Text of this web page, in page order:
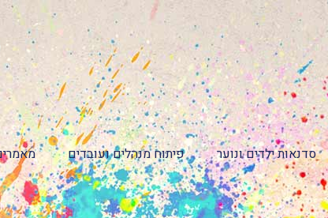
סדנאות ילדים ונוער פיתוח מנהלים ועובדים